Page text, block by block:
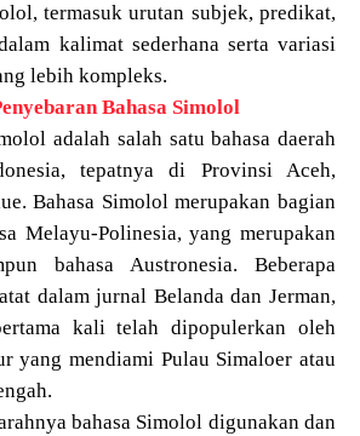
termasuk urutan subjek, predikat,
kalimat sederhana serta variasi
lebih kompleks.
Bahasa Simolol
adalah salah satu bahasa daerah
tepatnya di Provinsi Aceh,
Bahasa Simolol merupakan bagian
Melayu-Polinesia, yang merupakan
bahasa Austronesia. Beberapa
dalam jurnal Belanda dan Jerman,
kali telah dipopulerkan oleh
yang mendiami Pulau Simaloer atau
bahasa Simolol digunakan dan